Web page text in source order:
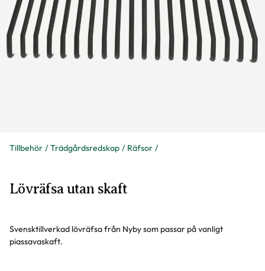
Tillbehör Trädgårdsredskap Räfsor
Lövräfsa utan skaft
Svensktillverkad lövräfsa från Nyby som passar på vanligt
piassavaskaft.